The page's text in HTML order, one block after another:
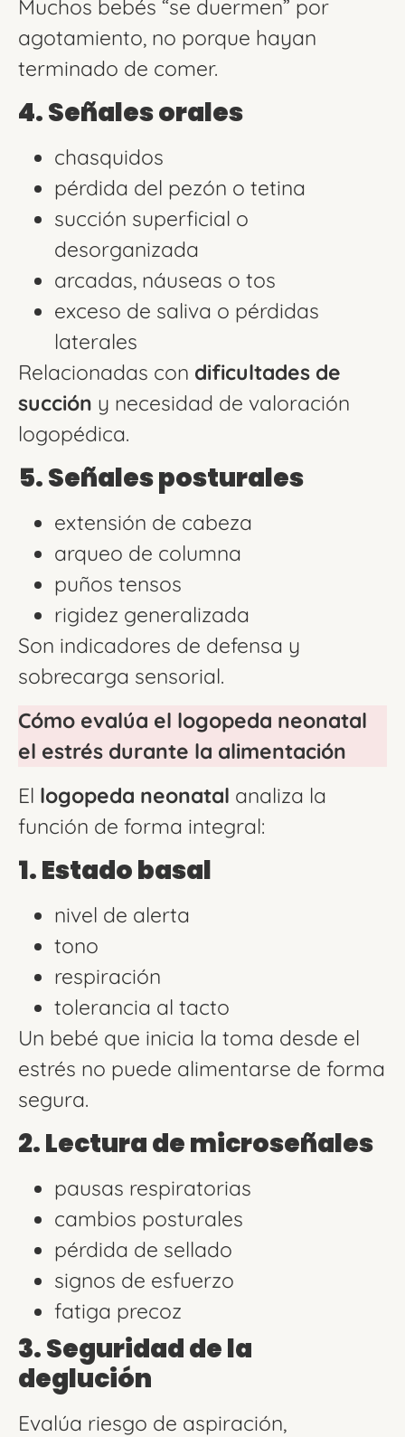
Muchos bebés “se duermen” por
agotamiento, no porque hayan
terminado de comer.
4. Señales orales
chasquidos
pérdida del pezón o tetina
succión superficial o
desorganizada
arcadas, náuseas o tos
exceso de saliva o pérdidas
laterales
Relacionadas con dificultades de
succión y necesidad de valoración
logopédica.
5. Señales posturales
extensión de cabeza
arqueo de columna
puños tensos
rigidez generalizada
Son indicadores de defensa y
sobrecarga sensorial.
Cómo evalúa el logopeda neonatal
el estrés durante la alimentación
El logopeda neonatal analiza la
función de forma integral:
1. Estado basal
nivel de alerta
tono
respiración
tolerancia al tacto
Un bebé que inicia la toma desde el
estrés no puede alimentarse de forma
segura.
2. Lectura de microseñales
pausas respiratorias
cambios posturales
pérdida de sellado
signos de esfuerzo
fatiga precoz
3. Seguridad de la
deglución
Evalúa riesgo de aspiración,